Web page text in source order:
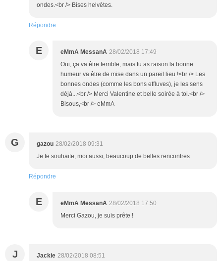
ondes.<br /> Bises helvètes.
Répondre
E eMmA MessanA 28/02/2018 17:49
Oui, ça va être terrible, mais tu as raison la bonne
humeur va être de mise dans un pareil lieu !<br /> Les
bonnes ondes (comme les bons effluves), je les sens
déjà...<br /> Merci Valentine et belle soirée à toi.<br />
Bisous,<br /> eMmA
G gazou 28/02/2018 09:31
Je te souhaite, moi aussi, beaucoup de belles rencontres
Répondre
E eMmA MessanA 28/02/2018 17:50
Merci Gazou, je suis prête !
J Jackie 28/02/2018 08:51